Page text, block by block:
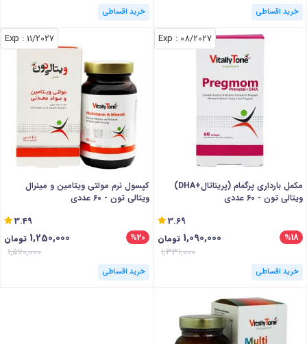
خرید اقساطی خرید اقساطی
08/2027
: Exp
مکمل بارداری پرگمام (پریناتال+DHA)
ویتالی تون - 60 عددی
3.69
%18
1,090,000 تومان
1,331,000
خرید اقساطی
11/2027
: Exp
کپسول نرم مولتی ویتامین و مینرال
ویتالی تون - 60 عددی
3.49
%20
1,250,000 تومان
1,570,000
خرید اقساطی